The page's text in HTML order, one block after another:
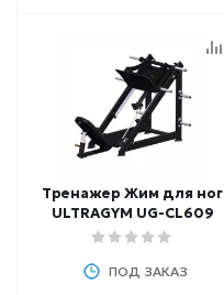
Тренажер Жим для ног
ULTRAGYM UG-CL609
ПОД ЗАКАЗ